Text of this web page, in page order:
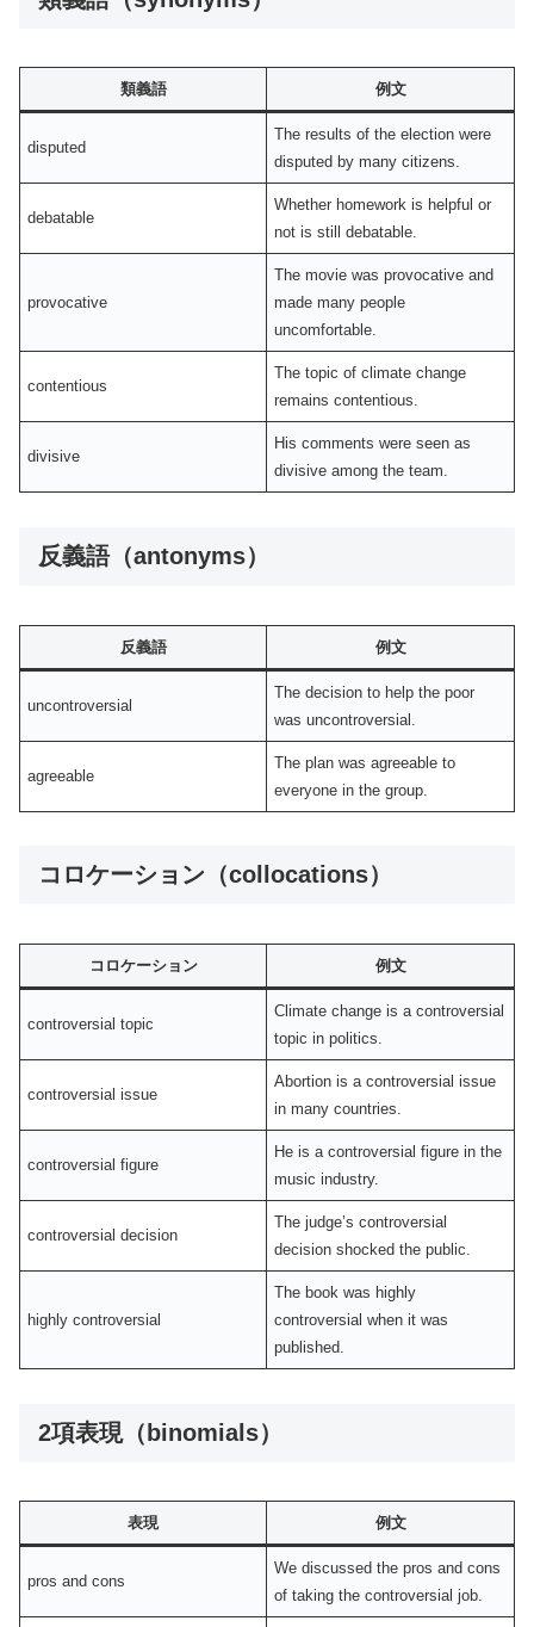
類義語 例文
disputed
The results of the election were
disputed by many citizens.
debatable
Whether homework is helpful or
not is still debatable.
provocative
The movie was provocative and
made many people
uncomfortable.
contentious
The topic of climate change
remains contentious.
divisive
His comments were seen as
divisive among the team.
反義語（antonyms）
反義語 例文
uncontroversial
The decision to help the poor
was uncontroversial.
agreeable
The plan was agreeable to
everyone in the group.
コロケーション（collocations）
コロケーション 例文
controversial topic
Climate change is a controversial
topic in politics.
controversial issue
Abortion is a controversial issue
in many countries.
controversial figure
He is a controversial figure in the
music industry.
controversial decision
The judge’s controversial
decision shocked the public.
highly controversial
The book was highly
controversial when it was
published.
2項表現（binomials）
表現 例文
pros and cons
We discussed the pros and cons
of taking the controversial job.